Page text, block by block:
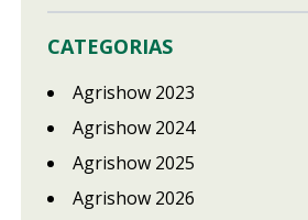
CATEGORIAS
Agrishow 2023
Agrishow 2024
Agrishow 2025
Agrishow 2026